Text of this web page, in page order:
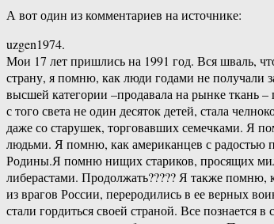
А вот один из комментариев на источнике:
uzgen1974.
Мои 17 лет пришлись на 1991 год. Вся шваль,
страну, я помню, как люди годами не получали
высшей категории –продавала на рынке ткань
с того света не один десяток детей, стала
даже со старушек, торговавших семечками. Я
людьми. Я помню, как американцев с радостью
Родины.Я помню нищих стариков, просящих
либерастами. Продолжать????? Я также помню,
из врагов России, переродились в ее верных
стали гордиться своей страной. Все